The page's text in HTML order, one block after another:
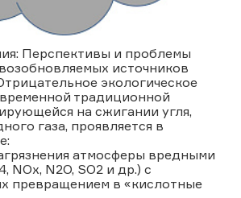
Перспективы и проблемы
источников
экологическое
традиционной
на сжигании угля,
газа, проявляется в
атмосферы вредными
NOx, N2O, SO2 и др.) с
превращением в «кислотные